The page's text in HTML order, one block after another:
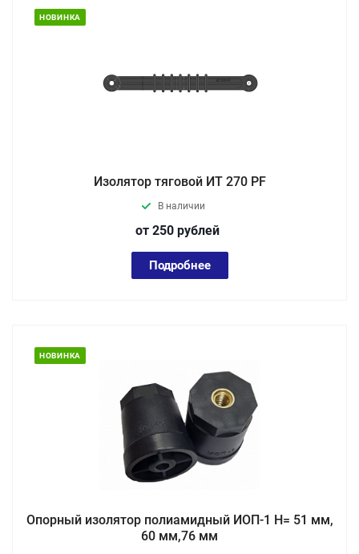
НОВИНКА
Изолятор тяговой ИТ 270 PF
В наличии
от 250 рублей
Подробнее
НОВИНКА
Опорный изолятор полиамидный ИОП-1 Н= 51 мм,
60 мм,76 мм